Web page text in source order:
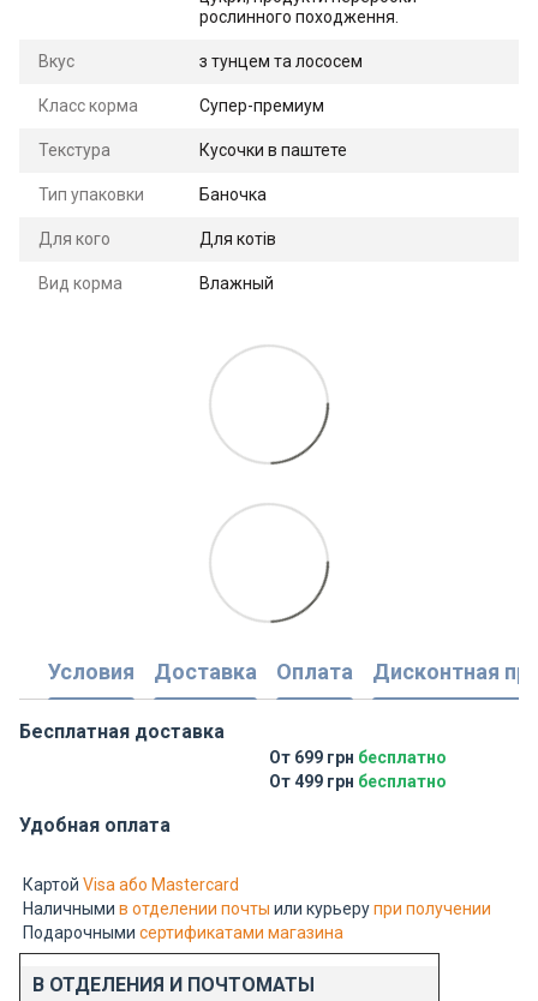
рослинного походження.
Вкус з тунцем та лососем
Класс корма Супер-премиум
Текстура Кусочки в паштете
Тип упаковки Баночка
Для кого Для котів
Вид корма Влажный
Условия Доставка Оплата Дисконтная
Бесплатная доставка
От 699 грн бесплатно
От 499 грн бесплатно
Удобная оплата
Картой Visa або Mastercard
Наличными в отделении почты или курьерупри получении
Подарочными сертификатами магазина
В ОТДЕЛЕНИЯ И ПОЧТОМАТЫ